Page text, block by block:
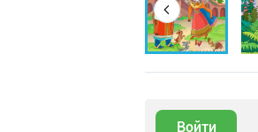
Войти